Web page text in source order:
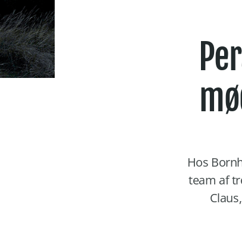
Hos
team af